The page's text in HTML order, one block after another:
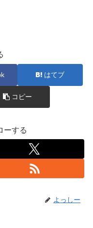
はてブ
コピー
ーする
よっしー